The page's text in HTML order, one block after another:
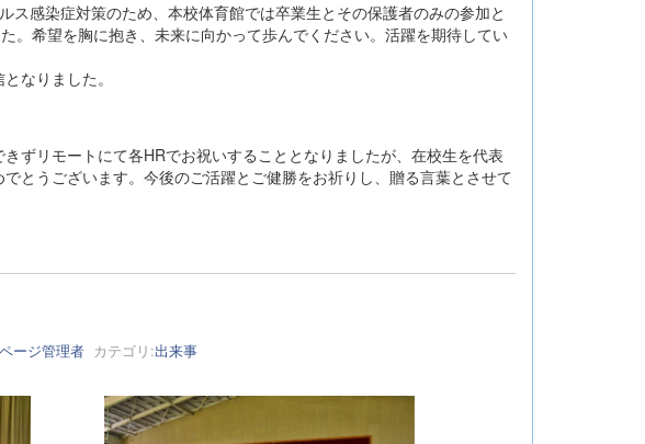
感染症対策のため、本校体育館では卒業生とその保護者のみの参加と
。希望を胸に抱き、未来に向かって歩んでください。活躍を期待してい
なりました。
ずリモートにて各HRでお祝いすることとなりましたが、在校生を代表
とうございます。今後のご活躍とご健勝をお祈りし、贈る言葉とさせて
ージ管理者カテゴリ:出来事